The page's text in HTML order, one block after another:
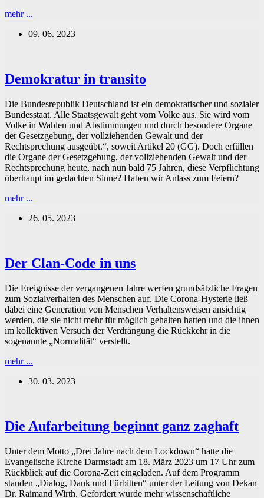
mehr ...
09. 06. 2023
Demokratur in transito
Die Bundesrepublik Deutschland ist ein demokratischer und sozialer
Bundesstaat. Alle Staatsgewalt geht vom Volke aus. Sie wird vom
Volke in Wahlen und Abstimmungen und durch besondere Organe
der Gesetzgebung, der vollziehenden Gewalt und der
Rechtsprechung ausgeübt.“, soweit Artikel 20 (GG). Doch erfüllen
die Organe der Gesetzgebung, der vollziehenden Gewalt und der
Rechtsprechung heute, nach nun bald 75 Jahren, diese Verpflichtung
überhaupt im gedachten Sinne? Haben wir Anlass zum Feiern?
mehr ...
transito
26. 05. 2023
Der Clan-Code in uns
Die Ereignisse der vergangenen Jahre werfen grundsätzliche Fragen
zum Sozialverhalten des Menschen auf. Die Corona-Hysterie ließ
dabei eine Generation von Menschen Verhaltensweisen ansichtig
werden, die sie nicht mehr für möglich gehalten hatten und die ihnen
im kollektiven Versuch der Verdrängung die Rückkehr in die
sogenannte „Normalität“ verstellt.
mehr ...
Code
30. 03. 2023
Die Aufarbeitung beginnt ganz zaghaft
Unter dem Motto „Drei Jahre nach dem Lockdown“ hatte die
Evangelische Kirche Darmstadt am 18. März 2023 um 17 Uhr zum
Rückblick auf die Corona-Zeit eingeladen. Auf dem Programm
standen „Dialog, Dank und Fürbitten“ unter der Leitung von Dekan
Dr. Raimand Wirth. Gefordert wurde mehr wissenschaftliche